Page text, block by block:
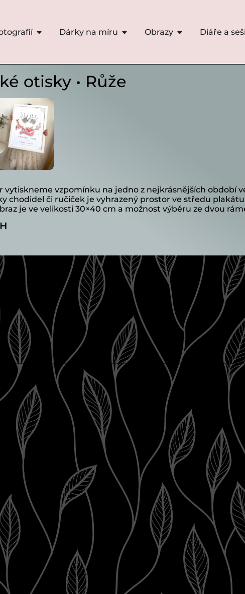
Dárky na míru Obrazy Diáře a
otisky • Růže
vytiskneme vzpomínku na jedno z nejkrásnějších období
chodidel či ručiček je vyhrazený prostor ve středu
je ve velikosti 30×40 cm a možnost výběru ze dvou